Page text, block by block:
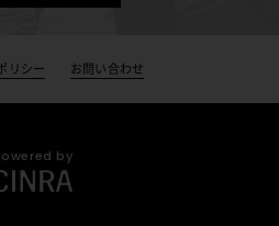
リシー お問い合わせ
by